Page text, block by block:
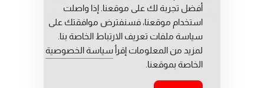
رئيس التحرير المساعد: المعطي قبال
مديرة التحرير: فاطمة حوحو
أفضل تجربة لك على موقعنا. إذا واصلت
استخدام موقعنا، فسنفترض موافقتك على
سياسة ملفات تعريف الارتباط الخاصة بنا.
لمزيد من المعلومات إقرأ سياسة الخصوصية
الخاصة بموقعنا.